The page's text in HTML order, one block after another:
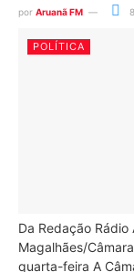
por Aruanã FM
POLÍTICA
Da Redação
Magalhães/
quarta-feira A